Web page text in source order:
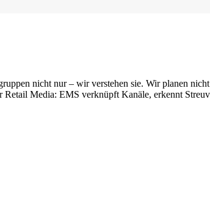
nicht nur – wir verstehen sie. Wir planen
Media: EMS verknüpft Kanäle, erkennt